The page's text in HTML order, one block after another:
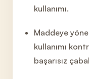
kullanımı.
Maddeye
kullanımı
başarısız